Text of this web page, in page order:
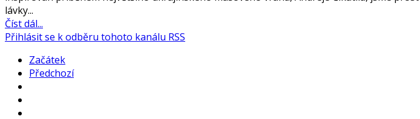
lávky...
Číst dál...
Přihlásit se k odběru tohoto kanálu RSS
Začátek
Předchozí